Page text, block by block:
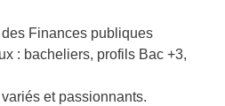
Finances publiques
: bacheliers, profils Bac +3,
et passionnants.